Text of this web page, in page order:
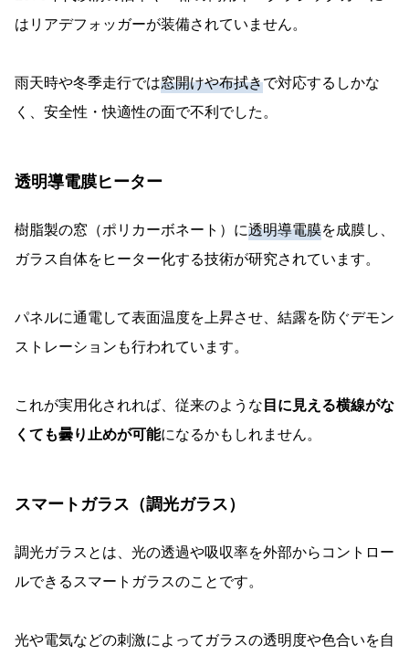
はリアデフォッガーが装備されていません。
雨天時や冬季走行では窓開けや布拭きで対応するしかな
く、安全性・快適性の面で不利でした。
透明導電膜ヒーター
樹脂製の窓（ポリカーボネート）に透明導電膜を成膜し、
ガラス自体をヒーター化する技術が研究されています。
パネルに通電して表面温度を上昇させ、結露を防ぐデモン
ストレーションも行われています。
これが実用化されれば、従来のような 目に見える横線がな
くても曇り止めが可能になるかもしれません。
スマートガラス（調光ガラス）
調光ガラスとは、光の透過や吸収率を外部からコントロー
ルできるスマートガラスのことです。
光や電気などの刺激によってガラスの透明度や色合いを自